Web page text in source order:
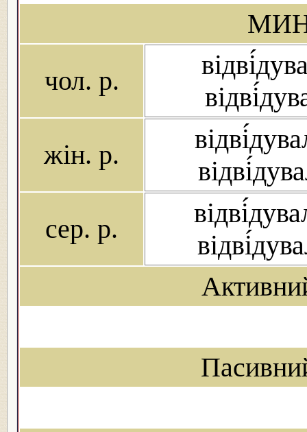
чол. р.
жін. р.
сер. р.